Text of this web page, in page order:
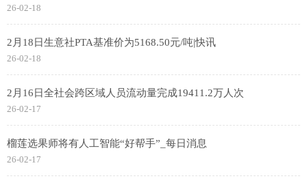
26-02-18
2月18日生意社PTA基准价为5168.50元/吨|快讯
26-02-18
2月16日全社会跨区域人员流动量完成19411.2万人次
26-02-17
榴莲选果师将有人工智能“好帮手”_每日消息
26-02-17